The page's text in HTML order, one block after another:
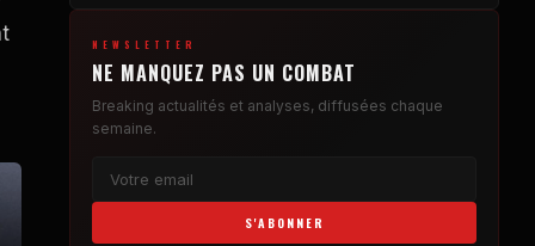
NEWSLETTER
NE MANQUEZ PAS UN COMBAT
Breaking actualités et analyses, diffusées chaque
semaine.
S'ABONNER